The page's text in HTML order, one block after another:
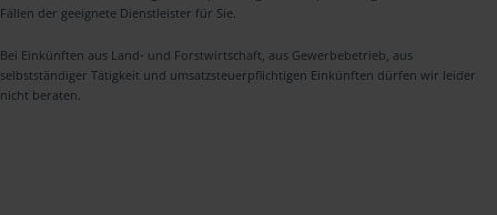
Fällen der geeignete Dienstleister für Sie.
Bei Einkünften aus Land- und Forstwirtschaft, aus Gewerbebetrieb, aus
selbstständiger Tätigkeit und umsatzsteuerpflichtigen Einkünften dürfen wir leider
nicht beraten.